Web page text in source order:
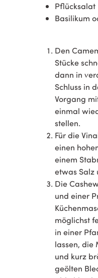
Pflücksalat
Basilikum
Den
Stücke
dann in
Schluss in
Vorgang
einmal
stellen.
Für die
einen
einem
etwas Salz
Die
und einer
möglichst
in einer
lassen, die
und kurz
geölten